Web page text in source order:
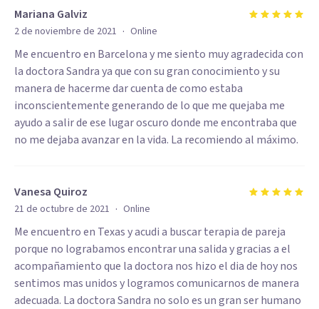
Mariana Galviz
2 de noviembre de 2021 · Online
Me encuentro en Barcelona y me siento muy agradecida con
la doctora Sandra ya que con su gran conocimiento y su
manera de hacerme dar cuenta de como estaba
inconscientemente generando de lo que me quejaba me
ayudo a salir de ese lugar oscuro donde me encontraba que
no me dejaba avanzar en la vida. La recomiendo al máximo.
Vanesa Quiroz
21 de octubre de 2021 · Online
Me encuentro en Texas y acudi a buscar terapia de pareja
porque no lograbamos encontrar una salida y gracias a el
acompañamiento que la doctora nos hizo el dia de hoy nos
sentimos mas unidos y logramos comunicarnos de manera
adecuada. La doctora Sandra no solo es un gran ser humano